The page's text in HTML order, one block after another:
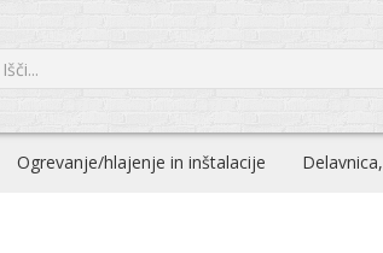
Ogrevanje/hlajenje in inštalacije